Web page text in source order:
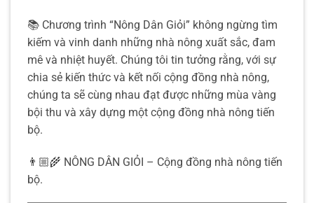
📚 Chương trình “Nông Dân Giỏi” không ngừng tìm
kiếm và vinh danh những nhà nông xuất sắc, đam
mê và nhiệt huyết. Chúng tôi tin tưởng rằng, với sự
chia sẻ kiến thức và kết nối cộng đồng nhà nông,
chúng ta sẽ cùng nhau đạt được những mùa vàng
bội thu và xây dựng một cộng đồng nhà nông tiến
bộ.
👨🏼‍🌾 NÔNG DÂN GIỎI – Cộng đồng nhà nông tiến
bộ.